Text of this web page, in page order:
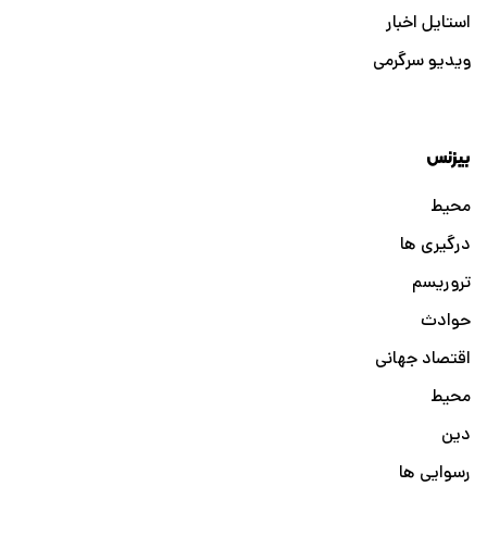
استایل اخبار
ویدیو سرگرمی
بیزنس
محیط
درگیری ها
تروریسم
حوادث
اقتصاد جهانی
محیط
دین
رسوایی ها